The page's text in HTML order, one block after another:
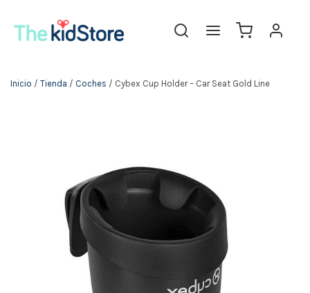
Inicio / Tienda / Coches / Cybex Cup Holder – Car Seat Gold Line